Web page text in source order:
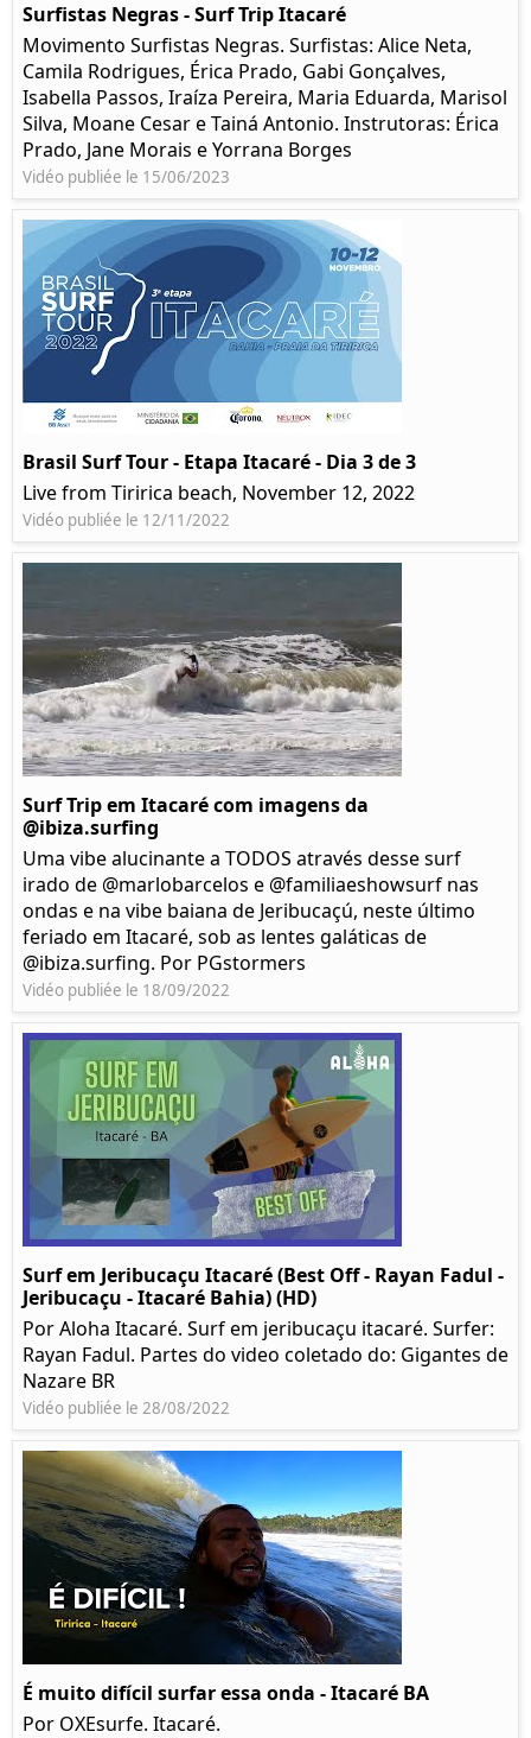
Surfistas Negras - Surf Trip Itacaré
Movimento Surfistas Negras. Surfistas: Alice Neta,
Camila Rodrigues, Érica Prado, Gabi Gonçalves,
Isabella Passos, Iraíza Pereira, Maria Eduarda, Marisol
Silva, Moane Cesar e Tainá Antonio. Instrutoras: Érica
Prado, Jane Morais e Yorrana Borges
Vidéo publiée le 15/06/2023
Brasil Surf Tour - Etapa Itacaré - Dia 3 de 3
Live from Tiririca beach, November 12, 2022
Vidéo publiée le 12/11/2022
Surf Trip em Itacaré com imagens da
@ibiza.surfing
Uma vibe alucinante a TODOS através desse surf
irado de @marlobarcelos e @familiaeshowsurf nas
ondas e na vibe baiana de Jeribucaçú, neste último
feriado em Itacaré, sob as lentes galáticas de
@ibiza.surfing. Por PGstormers
Vidéo publiée le 18/09/2022
Surf em Jeribucaçu Itacaré (Best Off - Rayan Fadul -
Jeribucaçu - Itacaré Bahia) (HD)
Por Aloha Itacaré. Surf em jeribucaçu itacaré. Surfer:
Rayan Fadul. Partes do video coletado do: Gigantes de
Nazare BR
Vidéo publiée le 28/08/2022
É muito difícil surfar essa onda - Itacaré BA
Por OXEsurfe. Itacaré.